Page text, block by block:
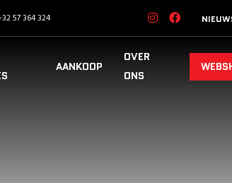
57 364 324
AANKOOP
OVER
ONS